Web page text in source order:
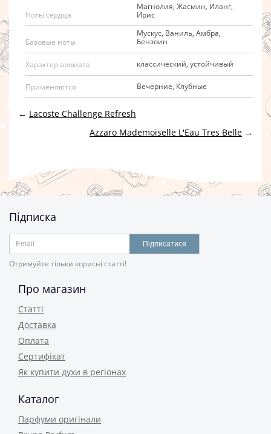
Ноты сердца
Магнолия, Жасмин, Иланг,
Ирис
Базовые ноты
Мускус, Ваниль, Амбра,
Бензоин
Характер аромата классический, устойчивый
Применяются Вечерние, Клубные
← Lacoste Challenge Refresh
Azzaro Mademoiselle L'Eau Tres Belle →
Підписка
Підписатися
Отримуйте тільки корисні статті!
Про магазин
Статті
Доставка
Оплата
Сертифікат
Як купити духи в регіонах
Каталог
Парфуми оригінали